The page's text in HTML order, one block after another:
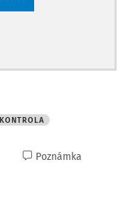
KONTROLA
Poznámka